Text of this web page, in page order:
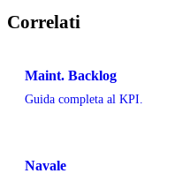
Correlati
Maint. Backlog
Guida completa al KPI.
Navale